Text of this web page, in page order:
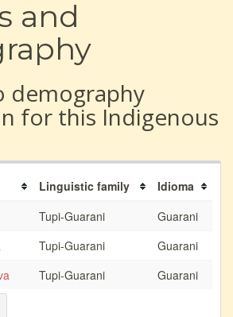
and
demography
for this Indigenous
Linguistic family
Idioma
Tupi-Guarani
Guarani
Tupi-Guarani
Guarani
Tupi-Guarani
Guarani